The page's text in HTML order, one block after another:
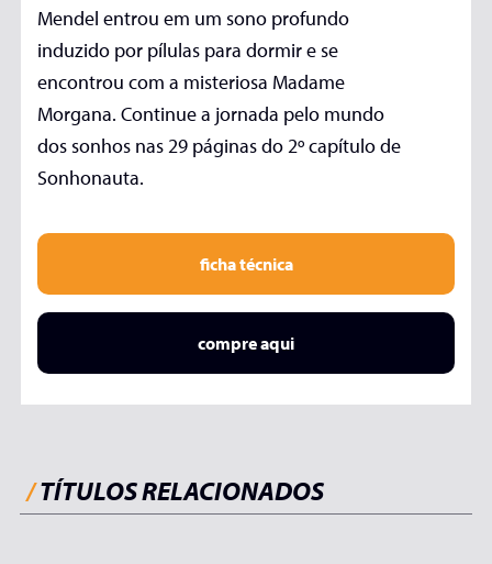
Mendel entrou em um sono profundo
induzido por pílulas para dormir e se
encontrou com a misteriosa Madame
Morgana. Continue a jornada pelo mundo
dos sonhos nas 29 páginas do 2º capítulo de
Sonhonauta.
ficha técnica
compre aqui
/TÍTULOS RELACIONADOS